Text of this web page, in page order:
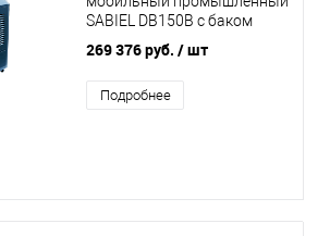
SABIEL DB150B с баком
269 376 руб. / шт
Подробнее